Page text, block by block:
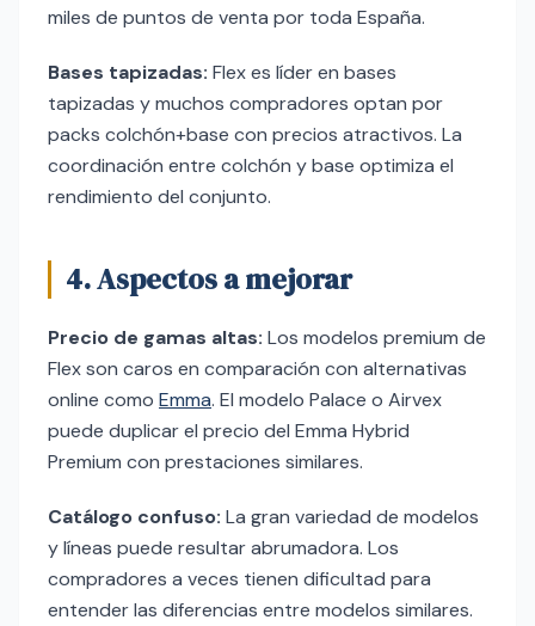
miles de puntos de venta por toda España.
Bases tapizadas: Flex es líder en bases
tapizadas y muchos compradores optan por
packs colchón+base con precios atractivos. La
coordinación entre colchón y base optimiza el
rendimiento del conjunto.
4. Aspectos a mejorar
Precio de gamas altas: Los modelos premium de
Flex son caros en comparación con alternativas
online como Emma. El modelo Palace o Airvex
puede duplicar el precio del Emma Hybrid
Premium con prestaciones similares.
Catálogo confuso: La gran variedad de modelos
y líneas puede resultar abrumadora. Los
compradores a veces tienen dificultad para
entender las diferencias entre modelos similares.